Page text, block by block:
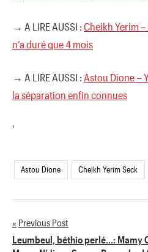
→ A LIRE AUSSI : Cheikh Yerim
n’a duré que 4 mois
→ A LIRE AUSSI : Astou Dione –
la séparation enfin connues
'
Astou Dione Cheikh Yerim Seck
Navigation
Previous Post
Leumbeul, béthio perlé…: Mamy